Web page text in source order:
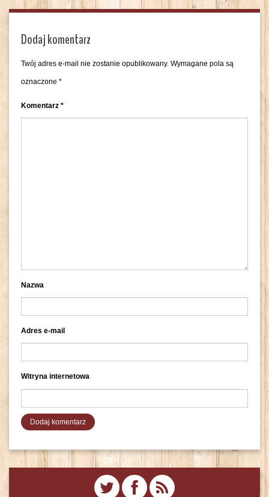
Dodaj komentarz
Twój adres e-mail nie zostanie opublikowany. Wymagane pola są
oznaczone *
Komentarz *
Nazwa
Adres e-mail
Witryna internetowa